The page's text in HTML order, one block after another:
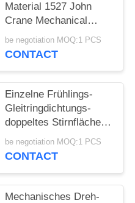
Material 1527 John
Crane Mechanical
Seals SS304
be negotiation MOQ:1 PCS
CONTACT
Einzelne Frühlings-
Gleitringdichtungs-
doppeltes Stirnfläche-
Gummi-Gebrüll
be negotiation MOQ:1 PCS
CONTACT
Mechanisches Dreh-